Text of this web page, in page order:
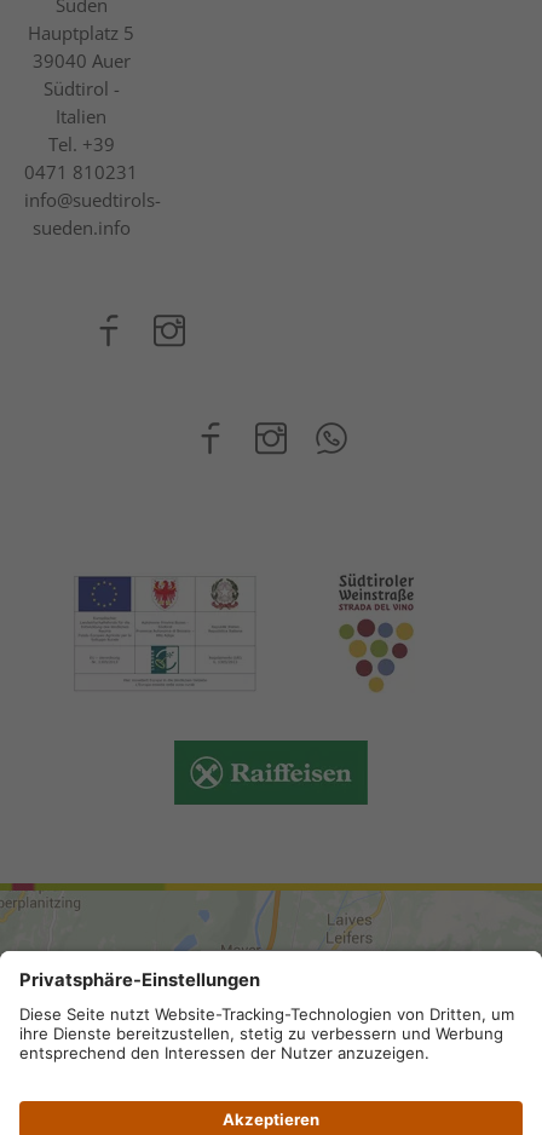
Hauptplatz 5
39040 Auer
Südtirol -
Italien
Tel. +39
0471 810231
info@suedtirols-
sueden.info
ANREISE
Impressum . Privacy